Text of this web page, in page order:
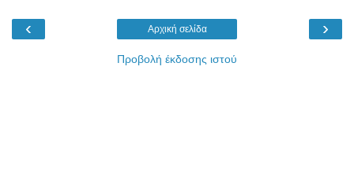
‹ ›
Αρχική σελίδα
Προβολή έκδοσης ιστού